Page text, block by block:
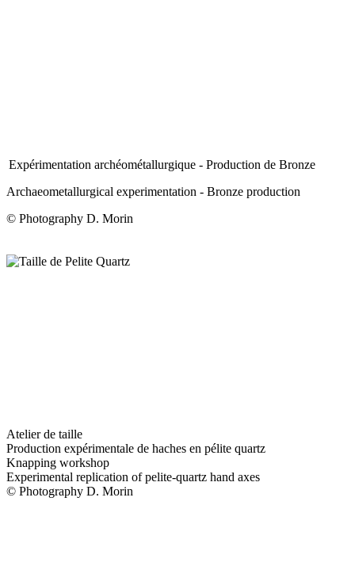
Expérimentation archéométallurgique - Production de Bronze
Archaeometallurgical experimentation - Bronze production
© Photography D. Morin
Atelier de taille
Production expérimentale de haches en pélite quartz
Knapping workshop
Experimental replication of pelite-quartz hand axes
© Photography D. Morin